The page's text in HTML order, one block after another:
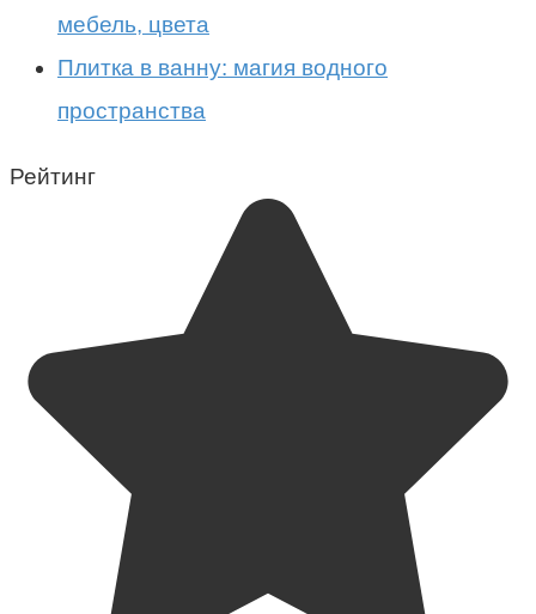
мебель, цвета
Плитка в ванну: магия водного
пространства
Рейтинг